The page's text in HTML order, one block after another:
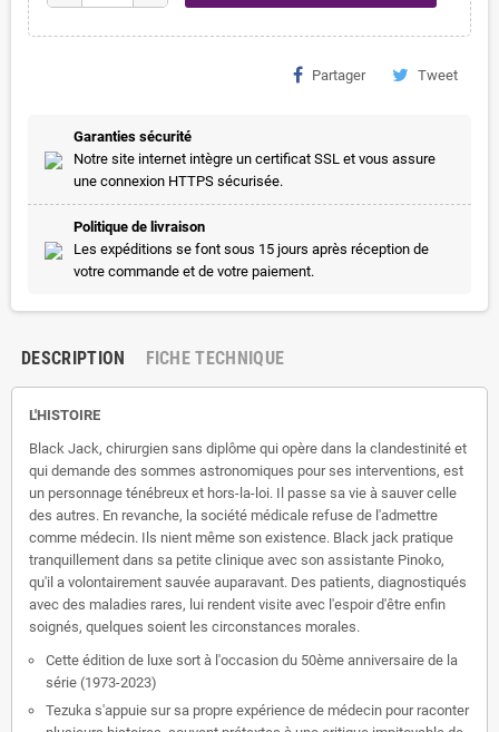
Partager Tweet
Garanties sécurité
Notre site internet intègre un certificat SSL et vous assure
une connexion HTTPS sécurisée.
Politique de livraison
Les expéditions se font sous 15 jours après réception de
votre commande et de votre paiement.
DESCRIPTION FICHE TECHNIQUE
L'HISTOIRE
Black Jack, chirurgien sans diplôme qui opère dans la clandestinité et
qui demande des sommes astronomiques pour ses interventions, est
un personnage ténébreux et hors-la-loi. Il passe sa vie à sauver celle
des autres. En revanche, la société médicale refuse de l'admettre
comme médecin. Ils nient même son existence. Black jack pratique
tranquillement dans sa petite clinique avec son assistante Pinoko,
qu'il a volontairement sauvée auparavant. Des patients, diagnostiqués
avec des maladies rares, lui rendent visite avec l'espoir d'être enfin
soignés, quelques soient les circonstances morales.
Cette édition de luxe sort à l'occasion du 50ème anniversaire de la
série (1973-2023)
Tezuka s'appuie sur sa propre expérience de médecin pour raconter